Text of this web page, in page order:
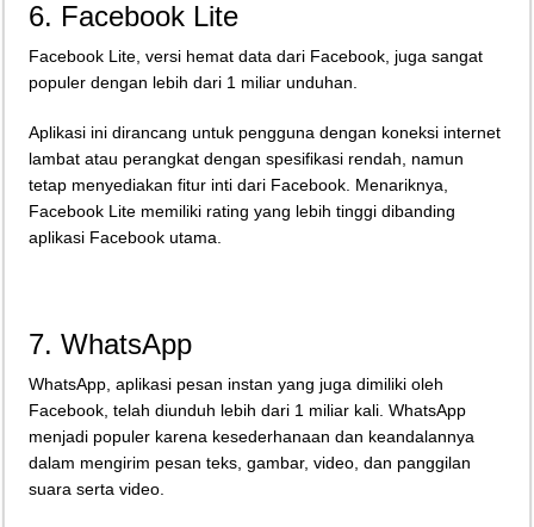
6. Facebook Lite
Facebook Lite, versi hemat data dari Facebook, juga sangat
populer dengan lebih dari 1 miliar unduhan.
Aplikasi ini dirancang untuk pengguna dengan koneksi internet
lambat atau perangkat dengan spesifikasi rendah, namun
tetap menyediakan fitur inti dari Facebook. Menariknya,
Facebook Lite memiliki rating yang lebih tinggi dibanding
aplikasi Facebook utama.
7. WhatsApp
WhatsApp, aplikasi pesan instan yang juga dimiliki oleh
Facebook, telah diunduh lebih dari 1 miliar kali. WhatsApp
menjadi populer karena kesederhanaan dan keandalannya
dalam mengirim pesan teks, gambar, video, dan panggilan
suara serta video.